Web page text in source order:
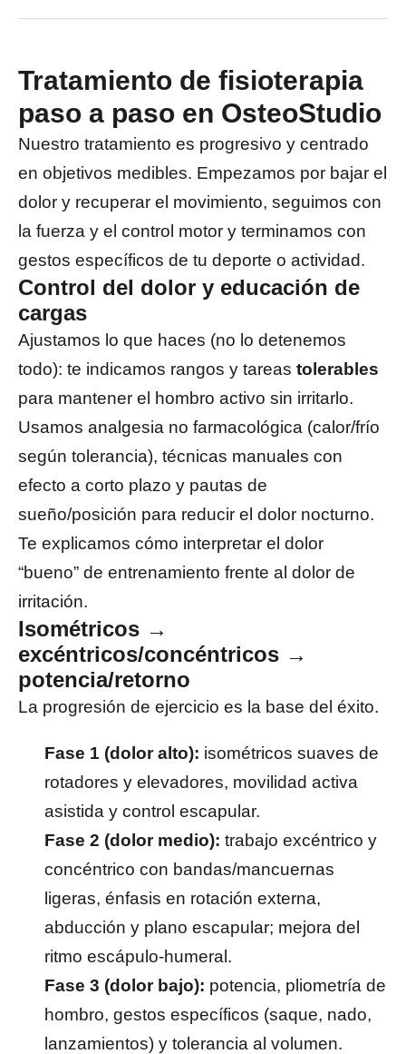
Tratamiento de fisioterapia
paso a paso en OsteoStudio
Nuestro tratamiento es progresivo y centrado
en objetivos medibles. Empezamos por bajar el
dolor y recuperar el movimiento, seguimos con
la fuerza y el control motor y terminamos con
gestos específicos de tu deporte o actividad.
Control del dolor y educación de
cargas
Ajustamos lo que haces (no lo detenemos
todo): te indicamos rangos y tareas tolerables
para mantener el hombro activo sin irritarlo.
Usamos analgesia no farmacológica (calor/frío
según tolerancia), técnicas manuales con
efecto a corto plazo y pautas de
sueño/posición para reducir el dolor nocturno.
Te explicamos cómo interpretar el dolor
“bueno” de entrenamiento frente al dolor de
irritación.
Isométricos →
excéntricos/concéntricos →
potencia/retorno
La progresión de ejercicio es la base del éxito.
Fase 1 (dolor alto): isométricos suaves de
rotadores y elevadores, movilidad activa
asistida y control escapular.
Fase 2 (dolor medio): trabajo excéntrico y
concéntrico con bandas/mancuernas
ligeras, énfasis en rotación externa,
abducción y plano escapular; mejora del
ritmo escápulo-humeral.
Fase 3 (dolor bajo): potencia, pliometría de
hombro, gestos específicos (saque, nado,
lanzamientos) y tolerancia al volumen.